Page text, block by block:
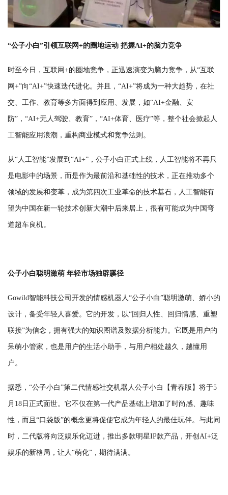
“公子小白”引领互联网+的圈地运动 把握AI+的脑力竞争
时至今日，互联网+的圈地竞争，正迅速演变为脑力竞争，从“互联
网+”向“AI+”快速迭代进化。并且，“AI+”将成为一种大趋势，在社
交、工作、教育等多方面得到应用、发展，如“AI+金融、安
防”，“AI+无人驾驶、教育”，“AI+体育、医疗”等，整个社会掀起人
工智能应用浪潮，重构商业模式和竞争法则。
从“人工智能”发展到“AI+”，公子小白正式上线，人工智能将不再只
是电影中的场景，而是作为最前沿和基础性的技术，正在推动多个
领域的发展和变革，成为第四次工业革命的技术基石，人工智能有
望为中国在新一轮技术创新大潮中后来居上，很有可能成为中国弯
道超车良机。
公子小白聪明激萌 年轻市场独辟蹊径
Gowild智能科技公司开发的情感机器人“公子小白”聪明激萌、娇小的
设计，备受年轻人喜爱。它的开发，以“回归人性、回归情感、重塑
联接”为信念，拥有强大的知识图谱及数据分析能力。它既是用户的
呆萌小管家，也是用户的生活小助手，与用户相处越久，越懂用
户。
据悉，“公子小白”第二代情感社交机器人公子小白【青春版】将于5
月18日正式面世。它不仅在第一代产品基础上增加了时尚感、趣味
性，而且“口袋版”的概念更将促使它成为年轻人的最佳玩伴。与此同
时，二代版将向泛娱乐化迈进，推出多款明星IP款产品，开创AI+泛
娱乐的新格局，让人“萌化”，期待满满。